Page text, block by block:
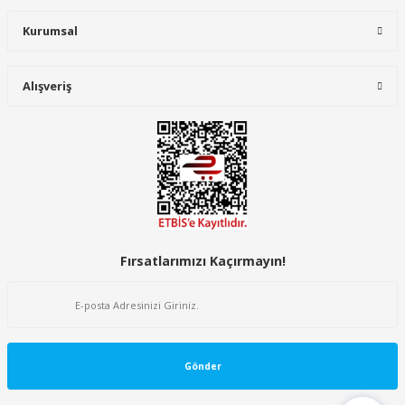
Kurumsal
Alışveriş
Fırsatlarımızı Kaçırmayın!
Gönder